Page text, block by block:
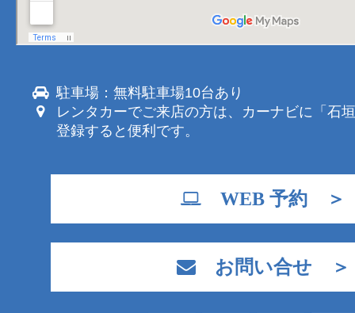
駐車場：無料駐車場10台あり
レンタカーでご来店の方は、カーナビに「石
登録すると便利です。
WEB 予約 ＞
お問い合せ ＞